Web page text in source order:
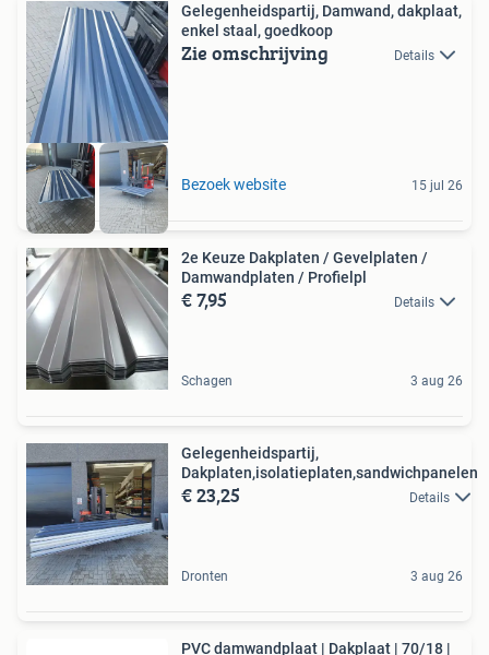
Gelegenheidspartij, Damwand, dakplaat,
enkel staal, goedkoop
Zie omschrijving Details
Bezoek website 15 jul 26
2e Keuze Dakplaten / Gevelplaten /
Damwandplaten / Profielpl
€ 7,95 Details
Schagen 3 aug 26
Gelegenheidspartij,
Dakplaten,isolatieplaten,sandwichpanelen
€ 23,25 Details
Dronten 3 aug 26
PVC damwandplaat | Dakplaat | 70/18 |